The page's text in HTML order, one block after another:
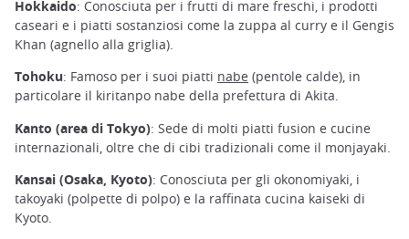
Hokkaido: Conosciuta per i frutti di mare freschi, i prodotti
caseari e i piatti sostanziosi come la zuppa al curry e il Gengis
Khan (agnello alla griglia).
Tohoku: Famoso per i suoi piatti nabe (pentole calde), in
particolare il kiritanpo nabe della prefettura di Akita.
Kanto (area di Tokyo): Sede di molti piatti fusion e cucine
internazionali, oltre che di cibi tradizionali come il monjayaki.
Kansai (Osaka, Kyoto): Conosciuta per gli okonomiyaki, i
takoyaki (polpette di polpo) e la raffinata cucina kaiseki di
Kyoto.